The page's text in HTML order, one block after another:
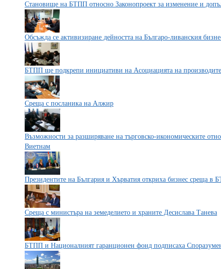
Становище на БТПП относно Законопроект за изменение и
Обсъжда се активизиране дейността на Българо-ливанския
БТПП ще подкрепи инициативи на Асоциацията на
Среща с посланика на Алжир
Възможности за разширяване на търговско-икономическите
Виетнам
Президентите на България и Хърватия откриха бизнес среща в
Среща с министъра на земеделието и храните Десислава Танева
БТПП и Националният гаранционен фонд подписаха